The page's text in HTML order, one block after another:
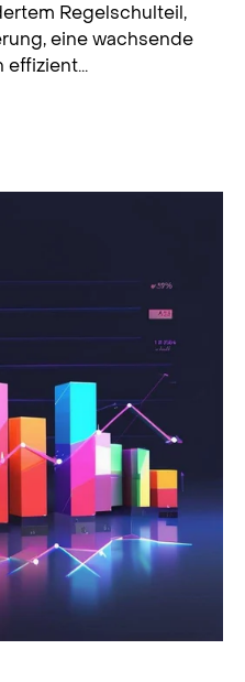
Regelschulteil,
eine wachsende
effizient...